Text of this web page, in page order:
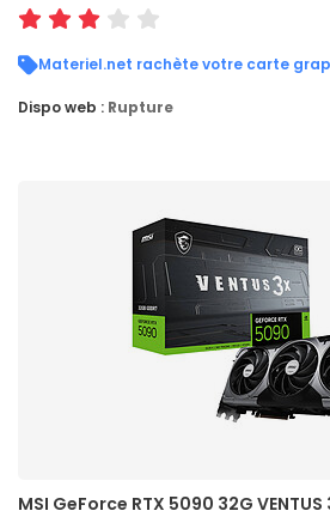
Materiel.net rachète votre carte
Dispo web : Rupture
MSI GeForce RTX 5090 32G VENTUS